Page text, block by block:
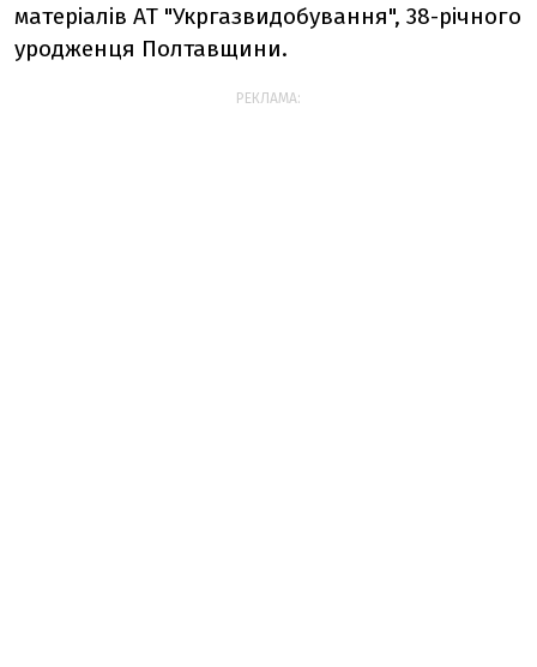
матеріалів АТ "Укргазвидобування", 38-річного
уродженця Полтавщини.
РЕКЛАМА: